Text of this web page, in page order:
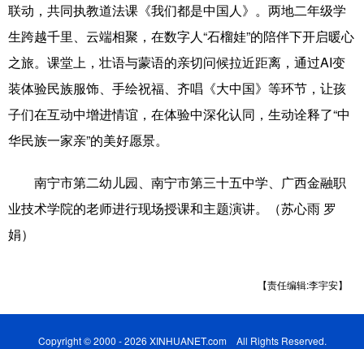
科技 科普 体育 文化
健康 军事 访谈 视频
图片 中央文件 金融 汽车
食品 人居 信息化 乡村振兴
溯源中国 城市
会展 彩票 娱乐 时尚
悦读 公益 书画 一带一路
地方频道
联动，共同执教道法课《我们都是中国人》。两地二年级学
生跨越千里、云端相聚，在数字人“石榴娃”的陪伴下开启暖心
之旅。课堂上，壮语与蒙语的亲切问候拉近距离，通过AI变
装体验民族服饰、手绘祝福、齐唱《大中国》等环节，让孩
子们在互动中增进情谊，在体验中深化认同，生动诠释了“中
华民族一家亲”的美好愿景。
南宁市第二幼儿园、南宁市第三十五中学、广西金融职
业技术学院的老师进行现场授课和主题演讲。（苏心雨 罗
娟）
【责任编辑:李宇安】
Copyright © 2000 - 2026 XINHUANET.com All Rights Reserved.